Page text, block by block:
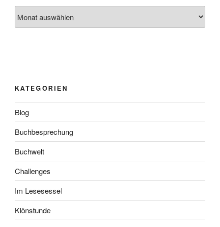
KATEGORIEN
Blog
Buchbesprechung
Buchwelt
Challenges
Im Lesesessel
Klönstunde